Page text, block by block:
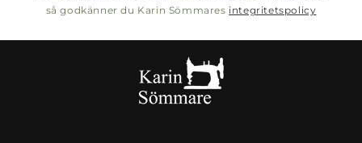
så godkänner du Karin Sömmares integritetspolicy